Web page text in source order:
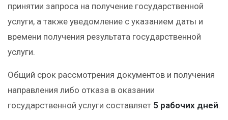
принятии запроса на получение государственной
услуги, а также уведомление с указанием даты и
времени получения результата государственной
услуги.
Общий срок рассмотрения документов и получения
направления либо отказа в оказании
государственной услуги составляет 5 рабочих дней.